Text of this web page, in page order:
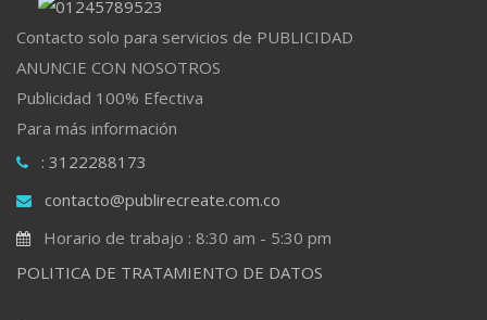
Contacto solo para servicios de PUBLICIDAD
ANUNCIE CON NOSOTROS
Publicidad 100% Efectiva
Para más información
: 3122288173
contacto@publirecreate.com.co
Horario de trabajo : 8:30 am - 5:30 pm
POLITICA DE TRATAMIENTO DE DATOS